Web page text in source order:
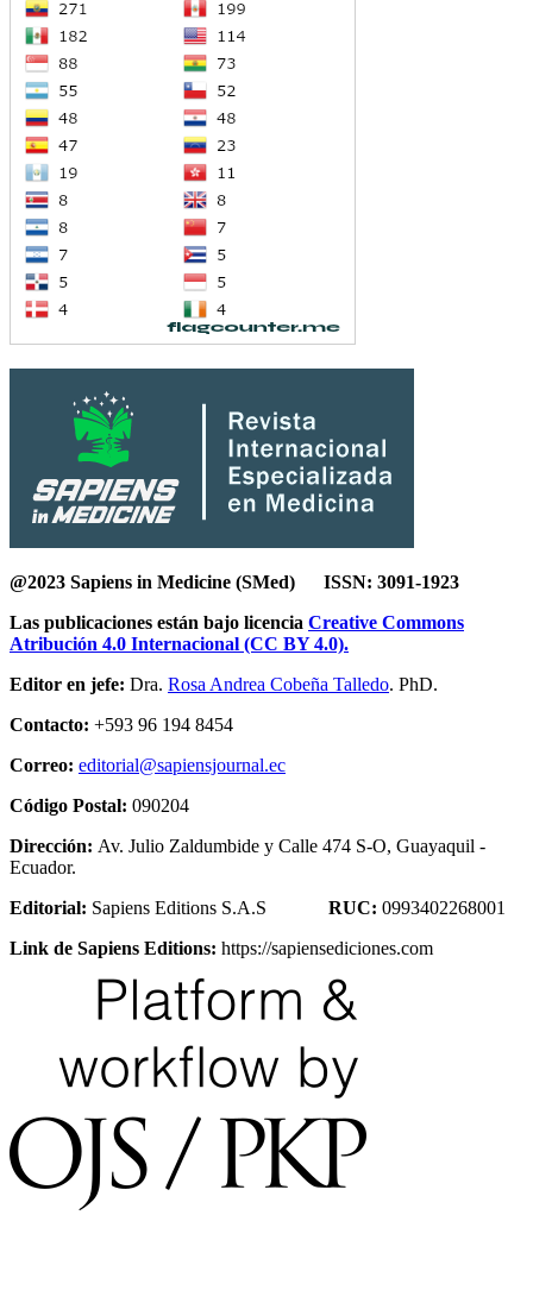
@2023 Sapiens in Medicine (SMed) ISSN: 3091-1923
Las publicaciones están bajo licencia Creative Commons
Atribución 4.0 Internacional (CC BY 4.0).
Editor en jefe: Dra. Rosa Andrea Cobeña Talledo. PhD.
Contacto: +593 96 194 8454
Correo: editorial@sapiensjournal.ec
Código Postal: 090204
Dirección: Av. Julio Zaldumbide y Calle 474 S-O, Guayaquil -
Ecuador.
Editorial: Sapiens Editions S.A.S RUC: 0993402268001
Link de Sapiens Editions: https://sapiensediciones.com